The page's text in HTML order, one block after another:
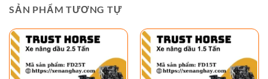
SẢN PHẨM TƯƠNG TỰ